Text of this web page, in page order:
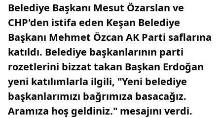
Belediye Başkanı Mesut Özarslan ve
CHP'den istifa eden Keşan Belediye
Başkanı Mehmet Özcan AK Parti saflarına
katıldı. Belediye başkanlarının parti
rozetlerini bizzat takan Başkan Erdoğan
yeni katılımlarla ilgili, "Yeni belediye
başkanlarımızı bağrımıza basacağız.
Aramıza hoş geldiniz." mesajını verdi.